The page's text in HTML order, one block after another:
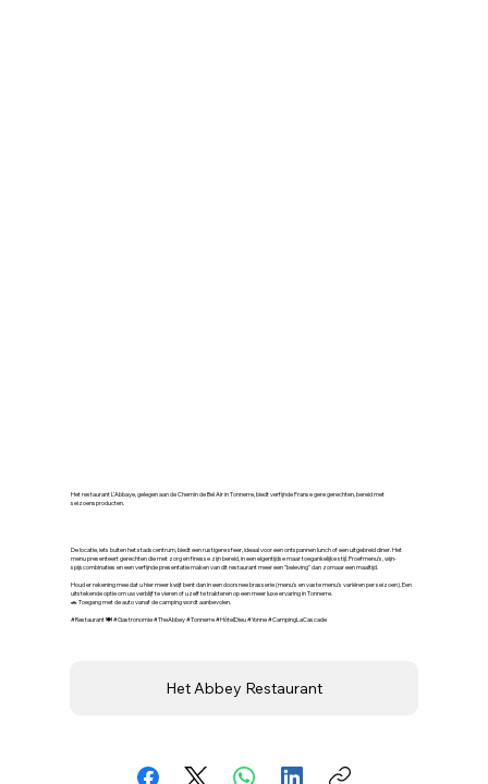
Het restaurant L’Abbaye, gelegen aan de Chemin de Bel Air in Tonnerre, biedt verfijnde Franse gere gerechten, bereid met
seizoensproducten.
De locatie, iets buiten het stadscentrum, biedt een rustigere sfeer, ideaal voor een ontspannen lunch of een uitgebreid diner. Het
menu presenteert gerechten die met zorg en finesse zijn bereid, in een eigentijdse maar toegankelijke stijl. Proefmenu's, wijn-
spijscombinaties en een verfijnde presentatie maken van dit restaurant meer een "beleving" dan zomaar een maaltijd.
Houd er rekening mee dat u hier meer kwijt bent dan in een doorsnee brasserie (menu's en vaste menu's variëren per seizoen). Een
uitstekende optie om uw verblijf te vieren of uzelf te trakteren op een meer luxe ervaring in Tonnerre.
🚗 Toegang met de auto vanaf de camping wordt aanbevolen.
#Restaurant 🍽️ #Gastronomie #TheAbbey #Tonnerre #HôtelDieu #Yonne #CampingLaCascade
Het Abbey Restaurant